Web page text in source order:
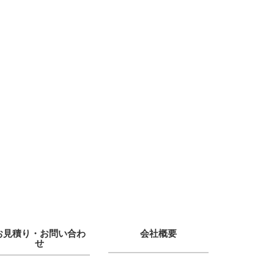
見積り・お問い合わ
せ
会社概要